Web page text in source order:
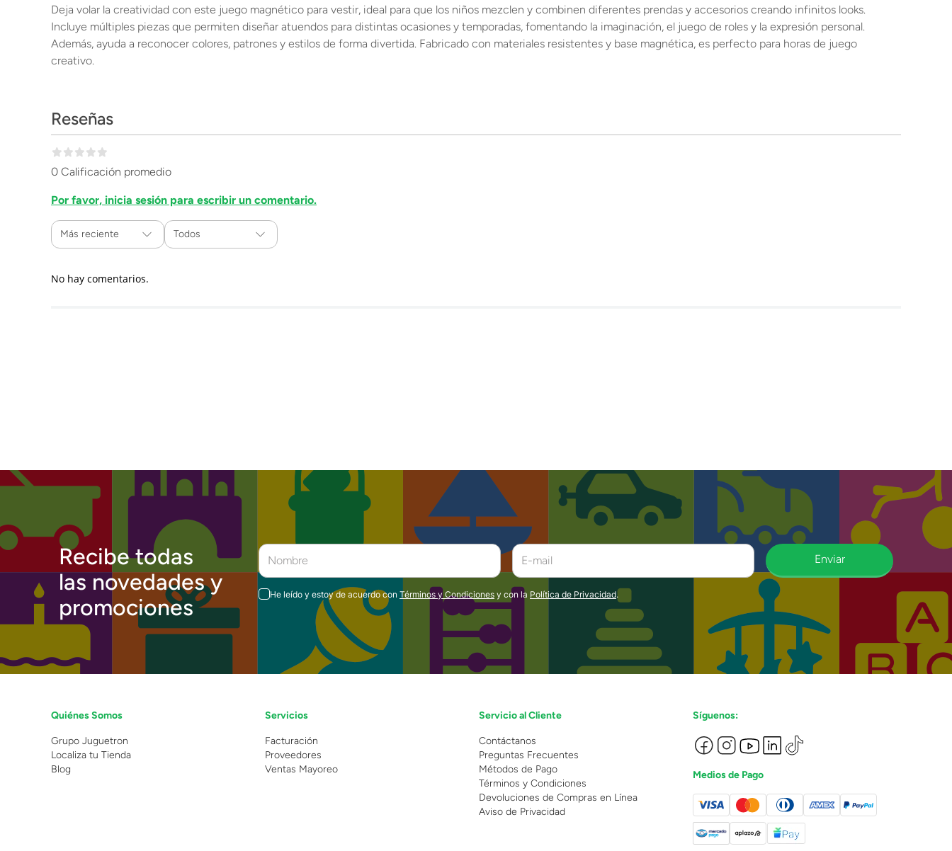
Deja volar la creatividad con este juego magnético para vestir, ideal para que los niños mezclen y combinen diferentes prendas y accesorios creando infinitos looks.
Incluye múltiples piezas que permiten diseñar atuendos para distintas ocasiones y temporadas, fomentando la imaginación, el juego de roles y la expresión personal.
Además, ayuda a reconocer colores, patrones y estilos de forma divertida. Fabricado con materiales resistentes y base magnética, es perfecto para horas de juego
creativo.
Reseñas
0 Calificación promedio
Por favor, inicia sesión para escribir un comentario.
Más reciente Todos
No hay comentarios.
Recibe todas
las novedades y
promociones
Enviar
He leído y estoy de acuerdo con Términos y Condiciones y con la Política de Privacidad.
Quiénes Somos
Grupo Juguetron
Localiza tu Tienda
Blog
Servicios
Facturación
Proveedores
Ventas Mayoreo
Servicio al Cliente
Contáctanos
Preguntas Frecuentes
Métodos de Pago
Términos y Condiciones
Devoluciones de Compras en Línea
Aviso de Privacidad
Síguenos:
Medios de Pago